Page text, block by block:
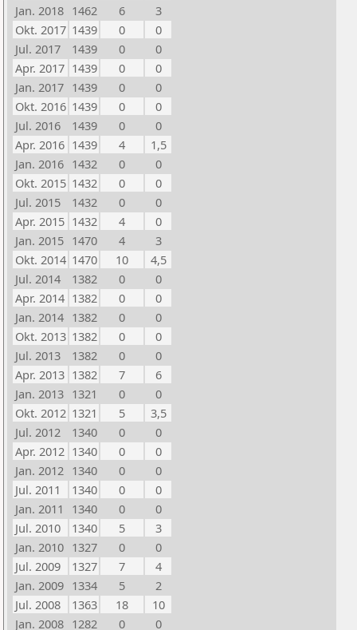
Jan. 2018 1462 6
3
Okt. 2017 1439 0
0
Jul. 2017
1439 0
0
Apr. 2017 1439 0
0
Jan. 2017 1439 0
0
Okt. 2016 1439 0
0
Jul. 2016
1439 0
0
Apr. 2016 1439 4
1,5
Jan. 2016 1432 0
0
Okt. 2015 1432 0
0
Jul. 2015
1432 0
0
Apr. 2015 1432 4
0
Jan. 2015 1470 4
3
Okt. 2014 1470 10
4,5
Jul. 2014
1382 0
0
Apr. 2014 1382 0
0
Jan. 2014 1382 0
0
Okt. 2013 1382 0
0
Jul. 2013
1382 0
0
Apr. 2013 1382 7
6
Jan. 2013 1321 0
0
Okt. 2012 1321 5
3,5
Jul. 2012
1340 0
0
Apr. 2012 1340 0
0
Jan. 2012 1340 0
0
Jul. 2011
1340 0
0
Jan. 2011
1340 0
0
Jul. 2010
1340 5
3
Jan. 2010 1327 0
0
Jul. 2009
1327 7
4
Jan. 2009 1334 5
2
Jul. 2008
1363 18
10
Jan. 2008 1282 0 0